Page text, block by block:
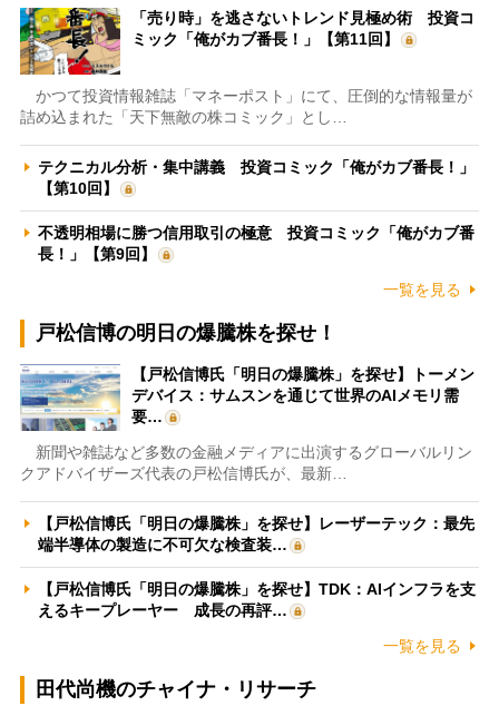
「売り時」を逃さないトレンド見極め術 投資コ
ミック「俺がカブ番長！」【第11回】
かつて投資情報雑誌「マネーポスト」にて、圧倒的な情報量が
詰め込まれた「天下無敵の株コミック」とし…
テクニカル分析・集中講義 投資コミック「俺がカブ番長！」
【第10回】
不透明相場に勝つ信用取引の極意 投資コミック「俺がカブ番
長！」【第9回】
一覧を見る
戸松信博の明日の爆騰株を探せ！
【戸松信博氏「明日の爆騰株」を探せ】トーメン
デバイス：サムスンを通じて世界のAIメモリ需
要…
新聞や雑誌など多数の金融メディアに出演するグローバルリン
クアドバイザーズ代表の戸松信博氏が、最新…
【戸松信博氏「明日の爆騰株」を探せ】レーザーテック：最先
端半導体の製造に不可欠な検査装…
【戸松信博氏「明日の爆騰株」を探せ】TDK：AIインフラを支
えるキープレーヤー 成長の再評…
一覧を見る
田代尚機のチャイナ・リサーチ